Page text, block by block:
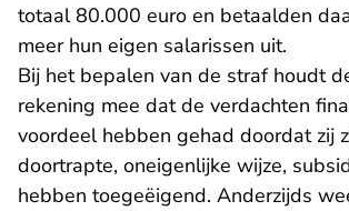
totaal 80.000 euro en betaalden
meer hun eigen salarissen uit.
Bij het bepalen van de straf houdt
rekening mee dat de verdachten
voordeel hebben gehad doordat zij
doortrapte, oneigenlijke wijze,
hebben toegeëigend. Anderzijds